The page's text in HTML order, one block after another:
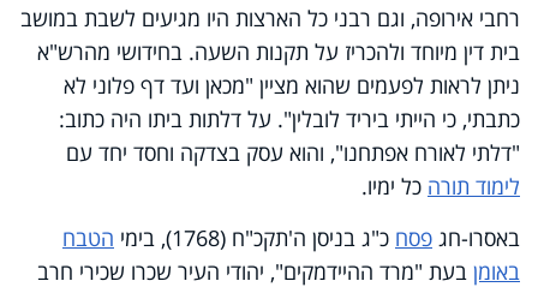
רחבי אירופה, וגם רבני כל הארצות היו מגיעים לשבת במושב
בית דין מיוחד ולהכריז על תקנות השעה. בחידושי מהרש"א
ניתן לראות לפעמים שהוא מציין "מכאן ועד דף פלוני לא
כתבתי, כי הייתי ביריד לובלין". על דלתות ביתו היה כתוב:
"דלתי לאורח אפתחנו", והוא עסק בצדקה וחסד יחד עם
לימוד תורה כל ימיו.
באסרו-חג פסח כ"ג בניסן ה'תקכ"ח (1768), בימי
הטבח
באומן בעת "מרד ההיידמקים", יהודי העיר שכרו שכירי חרב